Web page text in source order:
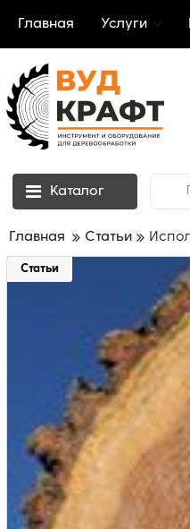
Главная Услуги
Каталог
Главная Статьи
Статьи